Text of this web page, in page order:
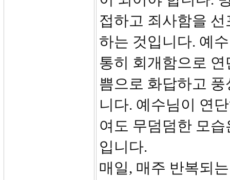
접하고 죄사함을
하는 것입니다. 예
통히 회개함으로
쁨으로 화답하고
니다. 예수님이 연
여도 무덤덤한 모
입니다.
매일, 매주 반복되